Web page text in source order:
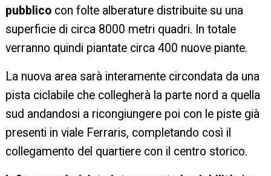
pubblico con folte alberature distribuite su una
superficie di circa 8000 metri quadri. In totale
verranno quindi piantate circa 400 nuove piante.
La nuova area sarà interamente circondata da una
pista ciclabile che collegherà la parte nord a quella
sud andandosi a ricongiungere poi con le piste già
presenti in viale Ferraris, completando così il
collegamento del quartiere con il centro storico.